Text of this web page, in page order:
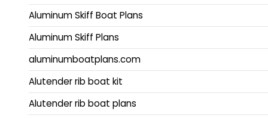
Aluminum Skiff Boat Plans
Aluminum Skiff Plans
aluminumboatplans.com
Alutender rib boat kit
Alutender rib boat plans